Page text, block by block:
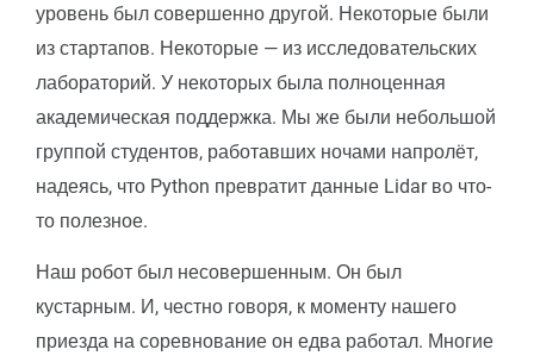
уровень был совершенно другой. Некоторые были
из стартапов. Некоторые — из исследовательских
лабораторий. У некоторых была полноценная
академическая поддержка. Мы же были небольшой
группой студентов, работавших ночами напролёт,
надеясь, что Python превратит данные Lidar во что-
то полезное.
Наш робот был несовершенным. Он был
кустарным. И, честно говоря, к моменту нашего
приезда на соревнование он едва работал. Многие